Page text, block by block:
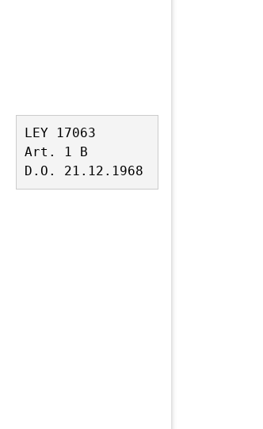
LEY 17063
Art. 1 B
D.O. 21.12.1968